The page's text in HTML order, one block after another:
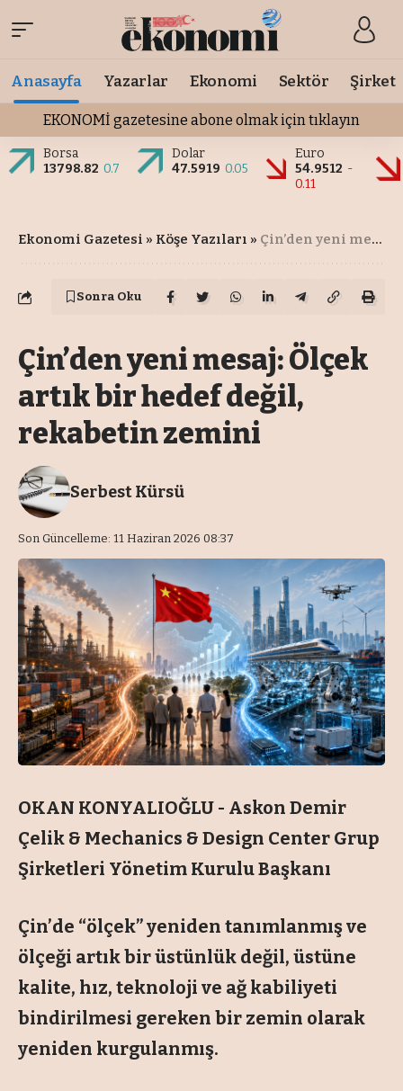
Anasayfa Yazarlar Ekonomi Sektör Şirket
EKONOMİ gazetesine abone olmak için tıklayın
Borsa
13798.82 0.7
Dolar
47.5919 0.05
Euro
54.9512 -
0.11
Ekonomi Gazetesi » Köşe Yazıları » Çin’den yeni mesaj: Ölçek artık bir hedef değil, rekabetin zemini
Sonra Oku
Çin’den yeni mesaj: Ölçek
artık bir hedef değil,
rekabetin zemini
Son Güncelleme: 11 Haziran 2026 08:37
Serbest Kürsü
OKAN KONYALIOĞLU - Askon Demir
Çelik & Mechanics & Design Center Grup
Şirketleri Yönetim Kurulu Başkanı
Çin’de “ölçek” yeniden tanımlanmış ve
ölçeği artık bir üstünlük değil, üstüne
kalite, hız, teknoloji ve ağ kabiliyeti
bindirilmesi gereken bir zemin olarak
yeniden kurgulanmış.